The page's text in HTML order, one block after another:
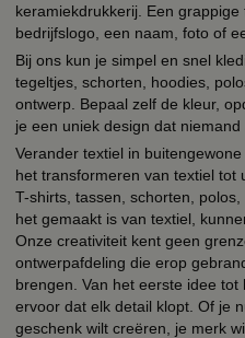
keramiekdrukkerij. Een
bedrijfslogo, een naam, foto of
Bij ons kun je simpel en snel
tegeltjes, schorten, hoodies,
ontwerp. Bepaal zelf de kleur,
je een uniek design dat
Verander textiel in
het transformeren van textiel tot
T-shirts, tassen, schorten,
het gemaakt is van textiel,
Onze creativiteit kent geen
ontwerpafdeling die erop
brengen. Van het eerste idee
ervoor dat elk detail klopt. Of je
geschenk wilt creëren, je merk